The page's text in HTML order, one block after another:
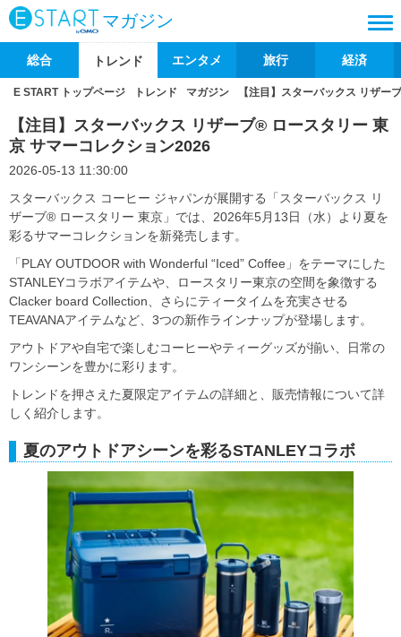
マガジン
総合 トレンド エンタメ 旅行 経済
E START トップページ トレンド マガジン 【注目】スターバックス リザ
【注目】スターバックス リザーブ® ロースタリー 東
京 サマーコレクション2026
2026-05-13 11:30:00
スターバックス コーヒー ジャパンが展開する「スターバックス リ
ザーブ® ロースタリー 東京」では、2026年5月13日（水）より夏を
彩るサマーコレクションを新発売します。
「PLAY OUTDOOR with Wonderful “Iced” Coffee」をテーマにした
STANLEYコラボアイテムや、ロースタリー東京の空間を象徴する
Clacker board Collection、さらにティータイムを充実させる
TEAVANAアイテムなど、3つの新作ラインナップが登場します。
アウトドアや自宅で楽しむコーヒーやティーグッズが揃い、日常の
ワンシーンを豊かに彩ります。
トレンドを押さえた夏限定アイテムの詳細と、販売情報について詳
しく紹介します。
夏のアウトドアシーンを彩るSTANLEYコラボ